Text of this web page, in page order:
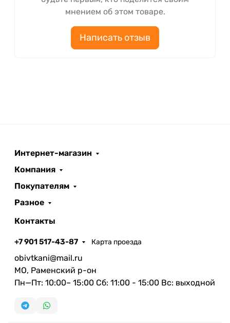
мнением об этом товаре.
Написать отзыв
Интернет-магазин
Компания
Покупателям
Разное
Контакты
+7 901 517-43-87 Карта проезда
obivtkani@mail.ru
МО, Раменский р-он
Пн—Пт: 10:00– 15:00 Сб: 11:00 - 15:00 Вс: выходной